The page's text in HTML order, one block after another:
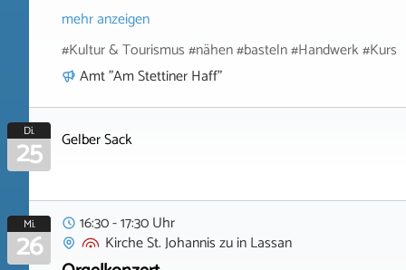
mehr anzeigen
#Kultur & Tourismus #nähen #basteln #Handwerk #Kurs
Amt "Am Stettiner Haff"
Di.
25 Gelber Sack
Mi.
26
16:30 - 17:30 Uhr
Kirche St. Johannis zuinLassan